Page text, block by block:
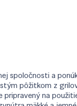
spoločnosti a
pôžitkom z
na